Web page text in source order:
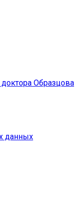
Образцова
данных